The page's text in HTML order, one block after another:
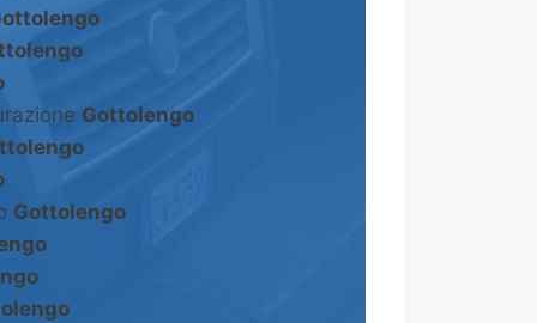
Gottolengo
Gottolengo